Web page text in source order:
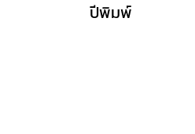
ปีพิมพ์